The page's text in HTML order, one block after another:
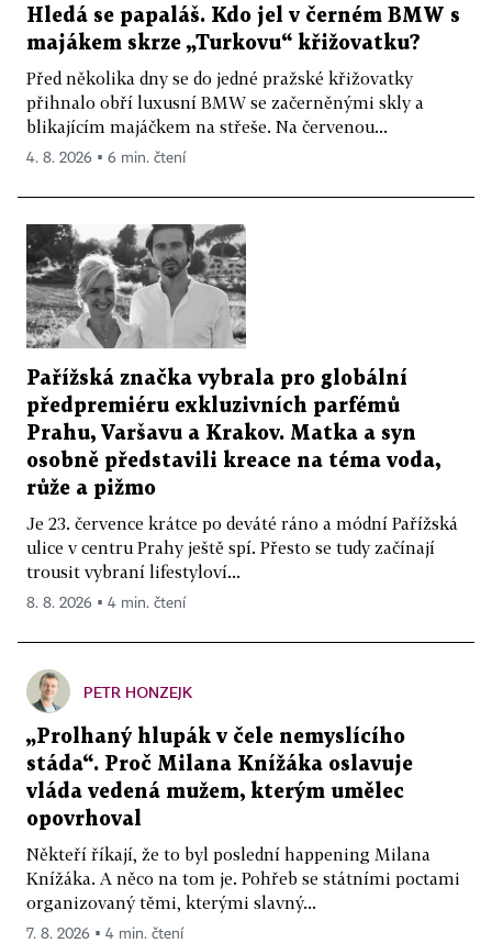
Hledá se papaláš. Kdo jel v černém BMW s
majákem skrze „Turkovu“ křižovatku?
Před několika dny se do jedné pražské křižovatky
přihnalo obří luxusní BMW se začerněnými skly a
blikajícím majáčkem na střeše. Na červenou...
4. 8. 2026 ▪ 6 min. čtení
Pařížská značka vybrala pro globální
předpremiéru exkluzivních parfémů
Prahu, Varšavu a Krakov. Matka a syn
osobně představili kreace na téma voda,
růže a pižmo
Je 23. července krátce po deváté ráno a módní Pařížská
ulice v centru Prahy ještě spí. Přesto se tudy začínají
trousit vybraní lifestyloví...
8. 8. 2026 ▪ 4 min. čtení
PETR HONZEJK
„Prolhaný hlupák v čele nemyslícího
stáda“. Proč Milana Knížáka oslavuje
vláda vedená mužem, kterým umělec
opovrhoval
Někteří říkají, že to byl poslední happening Milana
Knížáka. A něco na tom je. Pohřeb se státními poctami
organizovaný těmi, kterými slavný...
7. 8. 2026 ▪ 4 min. čtení